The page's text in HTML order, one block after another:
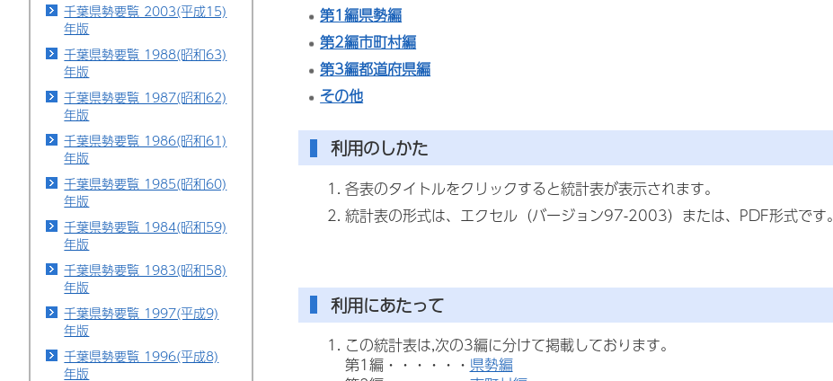
千葉県勢要覧 2003(平成15)
年版
千葉県勢要覧 1988(昭和63)
年版
千葉県勢要覧 1987(昭和62)
年版
千葉県勢要覧 1986(昭和61)
年版
千葉県勢要覧 1985(昭和60)
年版
千葉県勢要覧 1984(昭和59)
年版
千葉県勢要覧 1983(昭和58)
年版
千葉県勢要覧 1997(平成9)
年版
千葉県勢要覧 1996(平成8)
年版
第1編県勢編
第2編市町村編
第3編都道府県編
その他
利用のしかた
各表のタイトルをクリックすると統計表が表示されます。
統計表の形式は、エクセル（バージョン97-2003）または、PDF形式です。
利用にあたって
この統計表は,次の3編に分けて掲載しております。
第1編・・・・・・ 県勢編